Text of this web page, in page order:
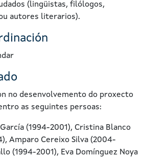
(lingüistas, filólogos,
autores literarios).
no desenvolvemento do proxecto
as seguintes persoas:
(1994-2001), Cristina Blanco
Amparo Cereixo Silva (2004-
(1994-2001), Eva Domínguez Noya